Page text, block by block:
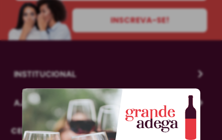
INSCREVA-SE!
INSTITUCIONAL
AJUDA
CENTRAL DE DÚVIDAS